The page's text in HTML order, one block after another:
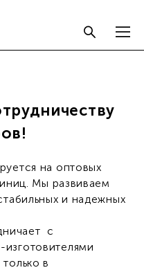
на оптовых
Мы развиваем
и надежных
с
в